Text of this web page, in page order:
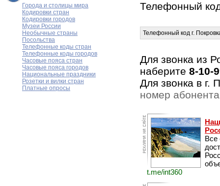
Города и столицы мира
Кодировки стран
Кодировки городов
Музеи России
Необычные страны
Посольства
Телефонные коды стран
Телефонные коды городов
Часовые пояса стран
Часовые пояса городов
Национальные праздники
Розетки и вилки стран
Платные опросы
Телефонный
Телефонный код г.
Для звонка из
наберите 8-10-
Для звонка в г.
номер абонента
Все
t.me/int360